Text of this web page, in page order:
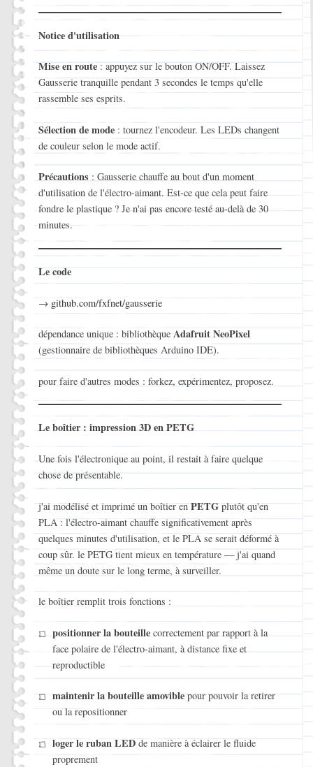
Notice d'utilisation
Mise en route : appuyez sur le bouton ON/OFF. Laissez
Gausserie tranquille pendant 3 secondes le temps qu'elle
rassemble ses esprits.
Sélection de mode : tournez l'encodeur. Les LEDs changent
de couleur selon le mode actif.
Précautions : Gausserie chauffe au bout d'un moment
d'utilisation de l'électro-aimant. Est-ce que cela peut faire
fondre le plastique ? Je n'ai pas encore testé au-delà de 30
minutes.
Le code
→ github.com/fxfnet/gausserie
dépendance unique : bibliothèque Adafruit NeoPixel
(gestionnaire de bibliothèques Arduino IDE).
pour faire d'autres modes : forkez, expérimentez, proposez.
Le boîtier : impression 3D en PETG
Une fois l'électronique au point, il restait à faire quelque
chose de présentable.
j'ai modélisé et imprimé un boîtier enPETGplutôt qu'en
PLA : l'électro-aimant chauffe significativement après
quelques minutes d'utilisation, et le PLA se serait déformé à
coup sûr. le PETG tient mieux en température — j'ai quand
même un doute sur le long terme, à surveiller.
le boîtier remplit trois fonctions :
positionner la bouteille correctement par rapport à la
face polaire de l'électro-aimant, à distance fixe et
reproductible
maintenir la bouteille amoviblepour pouvoir la retirer
ou la repositionner
loger le ruban LEDde manière à éclairer le fluide
proprement